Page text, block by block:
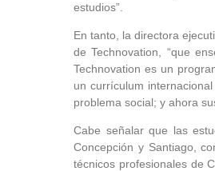
estudios”.
En tanto, la directora
de Technovation, “que
Technovation es un
un currículum
problema social; y ahora
Cabe señalar que las
Concepción y Santiago,
técnicos profesionales de